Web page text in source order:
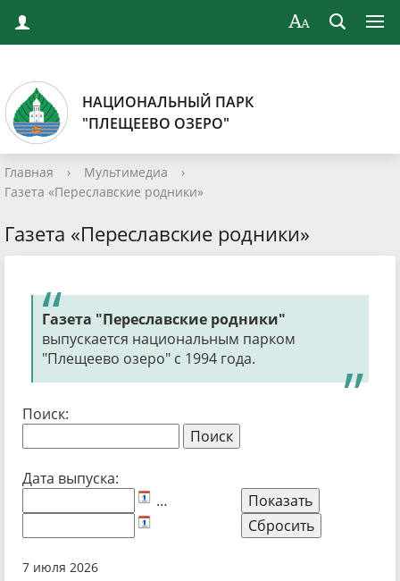
НАЦИОНАЛЬНЫЙ ПАРК
"ПЛЕЩЕЕВО ОЗЕРО"
Главная › Мультимедиа
›
Газета «Переславские родники»
Газета «Переславские родники»
Газета "Переславские родники"
выпускается национальным парком
"Плещеево озеро" с 1994 года.
Поиск:
Дата выпуска:
…
7 июля 2026